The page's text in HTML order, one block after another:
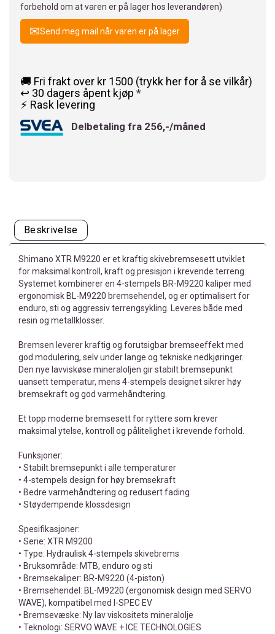
forbehold om at varen er på lager hos leverandøren)
Send meg mail når varen er på lager
🚚 Fri frakt over kr 1500 (trykk her for å se vilkår)
↩️ 30 dagers åpent kjøp *
⚡ Rask levering
Delbetaling fra 256,-/måned
Beskrivelse
Shimano XTR M9220 er et kraftig skivebremsesett utviklet
for maksimal kontroll, kraft og presisjon i krevende terreng.
Systemet kombinerer en 4-stempels BR-M9220 kaliper med
ergonomisk BL-M9220 bremsehendel, og er optimalisert for
enduro, sti og aggressiv terrengsykling. Leveres både med
resin og metallklosser.
Bremsen leverer kraftig og forutsigbar bremseeffekt med
god modulering, selv under lange og tekniske nedkjøringer.
Den nye lavviskøse mineraloljen gir stabilt bremsepunkt
uansett temperatur, mens 4-stempels designet sikrer høy
bremsekraft og god varmehåndtering.
Et topp moderne bremsesett for ryttere som krever
maksimal ytelse, kontroll og pålitelighet i krevende forhold.
Funksjoner:
• Stabilt bremsepunkt i alle temperaturer
• 4-stempels design for høy bremsekraft
• Bedre varmehåndtering og redusert fading
• Støydempende klossdesign
Spesifikasjoner:
• Serie: XTR M9200
• Type: Hydraulisk 4-stempels skivebrems
• Bruksområde: MTB, enduro og sti
• Bremsekaliper: BR-M9220 (4-piston)
• Bremsehendel: BL-M9220 (ergonomisk design med SERVO
WAVE), kompatibel med I-SPEC EV
• Bremsevæske: Ny lav viskositets mineralolje
• Teknologi: SERVO WAVE + ICE TECHNOLOGIES